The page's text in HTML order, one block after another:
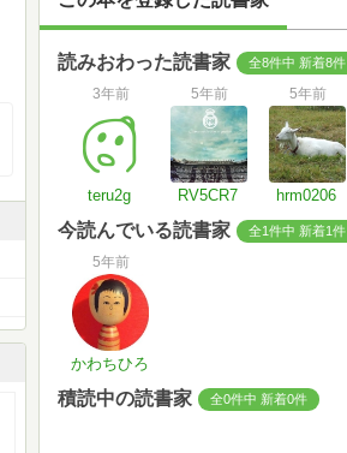
読みおわった読書家 全8件中 新着8件
3年前
teru2g
5年前
RV5CR7
5年前
hrm0206
今読んでいる読書家 全1件中 新着1件
5年前
かわちひろ
積読中の読書家 全0件中 新着0件